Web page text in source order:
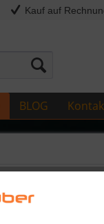
Kauf auf
BLOG